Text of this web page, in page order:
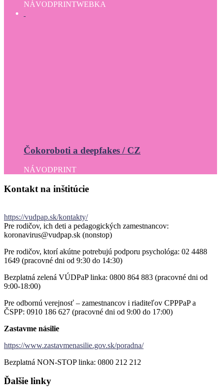
NÁVODPRINTWEBKA
Čokoroboti a deepfakes / CZ
NÁVODPRINT
Kontakt na inštitúcie
https://vudpap.sk/kontakty/
Pre rodičov, ich deti a pedagogických zamestnancov:
koronavirus@vudpap.sk (nonstop)
Pre rodičov, ktorí akútne potrebujú podporu psychológa: 02 4488
1649 (pracovné dni od 9:30 do 14:30)
Bezplatná zelená VÚDPaP linka: 0800 864 883 (pracovné dni od
9:00-18:00)
Pre odbornú verejnosť – zamestnancov i riaditeľov CPPPaP a
ČSPP: 0910 186 627 (pracovné dni od 9:00 do 17:00)
Zastavme násilie
https://www.zastavmenasilie.gov.sk/poradna/
Bezplatná NON-STOP linka: 0800 212 212
Ďalšie linky